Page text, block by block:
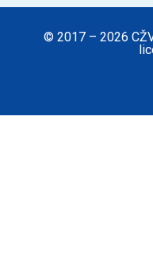
© 2017 – 2026